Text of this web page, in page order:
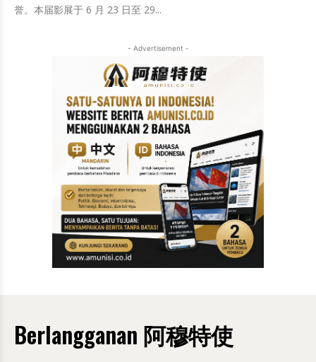
誉。本届影展于 6 月 23 日至 29...
- Advertisement -
Berlangganan 阿穆特使